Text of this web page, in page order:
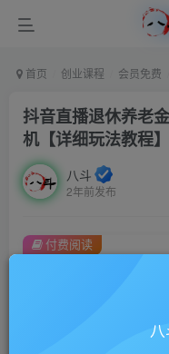
首页 创业课程 会员免费
抖音直播退休养老
机【详细玩法教程】
八斗
2年前发布
此内容为付费阅读，请付
金币
付费阅读